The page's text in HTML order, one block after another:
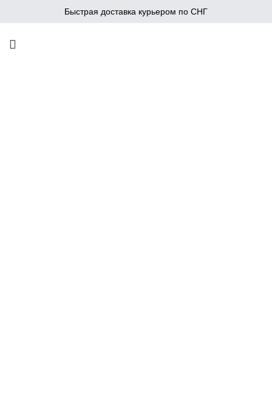
Быстрая доставка курьером по СНГ